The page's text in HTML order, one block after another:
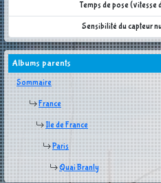
Temps de pose
Sensibilité du capteur
Albums parents
Sommaire
France
Ile de France
Paris
Quai Branly